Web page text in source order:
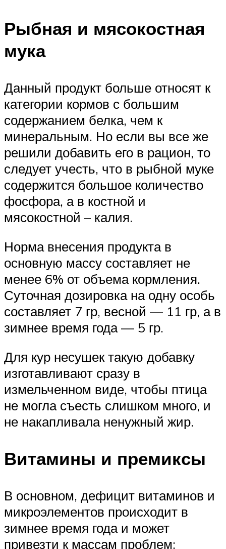
Рыбная и мясокостная
мука
Данный продукт больше относят к
категории кормов с большим
содержанием белка, чем к
минеральным. Но если вы все же
решили добавить его в рацион, то
следует учесть, что в рыбной муке
содержится большое количество
фосфора, а в костной и
мясокостной – калия.
Норма внесения продукта в
основную массу составляет не
менее 6% от объема кормления.
Суточная дозировка на одну особь
составляет 7 гр, весной — 11 гр, а в
зимнее время года — 5 гр.
Для кур несушек такую добавку
изготавливают сразу в
измельченном виде, чтобы птица
не могла съесть слишком много, и
не накапливала ненужный жир.
Витамины и премиксы
В основном, дефицит витаминов и
микроэлементов происходит в
зимнее время года и может
привезти к массам проблем: